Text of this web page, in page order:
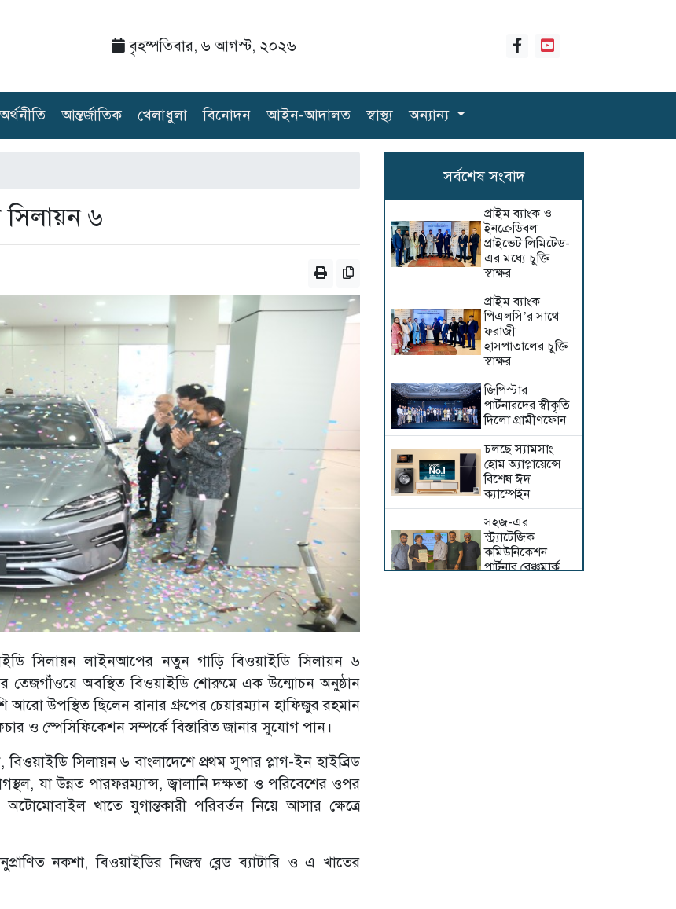
বৃহষ্পতিবার, ৬ আগস্ট, ২০২৬
অর্থনীতি আন্তর্জাতিক খেলাধুলা বিনোদন আইন-আদালত স্বাস্থ্য অন্যান্য
সিলায়ন ৬
সিলায়ন লাইনআপের নতুন গাড়ি বিওয়াইডি সিলায়ন ৬
তেজগাঁওয়ে অবস্থিত বিওয়াইডি শোরুমে এক উন্মোচন অনুষ্ঠান
উপস্থিত ছিলেন রানার গ্রুপের চেয়ারম্যান হাফিজুর রহমান
ও স্পেসিফিকেশন সম্পর্কে বিস্তারিত জানার সুযোগ পান।
সিলায়ন ৬ বাংলাদেশে প্রথম সুপার প্লাগ-ইন হাইব্রিড
যা উন্নত পারফরম্যান্স, জ্বালানি দক্ষতা ও পরিবেশের ওপর
খাতে যুগান্তকারী পরিবর্তন নিয়ে আসার ক্ষেত্রে
নকশা, বিওয়াইডির নিজস্ব ব্লেড ব্যাটারি ও এ খাতের
সর্বশেষ সংবাদ
প্রাইম ব্যাংক ও
ইনক্রেডিবল
প্রাইভেট লিমিটেড-
এর মধ্যে চুক্তি
স্বাক্ষর
প্রাইম ব্যাংক
পিএলসি’র সাথে
ফরাজী
হাসপাতালের চুক্তি
স্বাক্ষর
জিপিস্টার
পার্টনারদের স্বীকৃতি
দিলো গ্রামীণফোন
চলছে স্যামসাং
হোম অ্যাপ্লায়েন্সে
বিশেষ ঈদ
ক্যাম্পেইন
সহজ-এর
স্ট্র্যাটেজিক
কমিউনিকেশন
পার্টনার বেঞ্চমার্ক